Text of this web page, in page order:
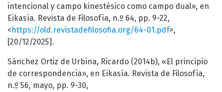
intencional y campo kinestésico como campo dual», en
Eikasía. Revista de Filosofía, n.º 64, pp. 9-22,
<https://old.revistadefilosofia.org/64-01.pdf>,
[20/12/2025].
Sánchez Ortiz de Urbina, Ricardo (2014b), «El principio
de correspondencia», en Eikasía. Revista de Filosofía,
n.º 56, mayo, pp. 9-30,